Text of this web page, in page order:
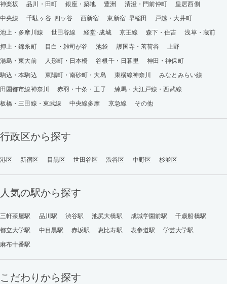
神楽坂
品川・田町 銀座・築地 豊洲 清澄・門前仲町
皇居西側
中央線
千駄ヶ谷･四ッ谷 西新宿 東新宿･早稲田
戸越・大井町
池上・多摩川線
世田谷線 経堂･成城 京王線 森下・住吉
浅草・蔵前
押上・錦糸町
目白・雑司が谷 池袋 護国寺・茗荷谷
上野
湯島・東大前
人形町・日本橋 谷根千・日暮里
神田・神保町
駒込・本駒込
東陽町・南砂町・大島 東横線神奈川
みなとみらい線
田園都市線神奈川
赤羽・十条・王子
練馬・大江戸線・西武線
板橋・三田線・東武線
中央線多摩 京急線 その他
行政区から探す
港区 新宿区 目黒区 世田谷区 渋谷区 中野区 杉並区
人気の駅から探す
三軒茶屋駅 品川駅 渋谷駅 池尻大橋駅 成城学園前駅
千歳船橋駅
都立大学駅
中目黒駅 赤坂駅 恵比寿駅 表参道駅
学芸大学駅
麻布十番駅
こだわりから探す